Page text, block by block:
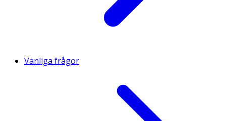
Vanliga frågor